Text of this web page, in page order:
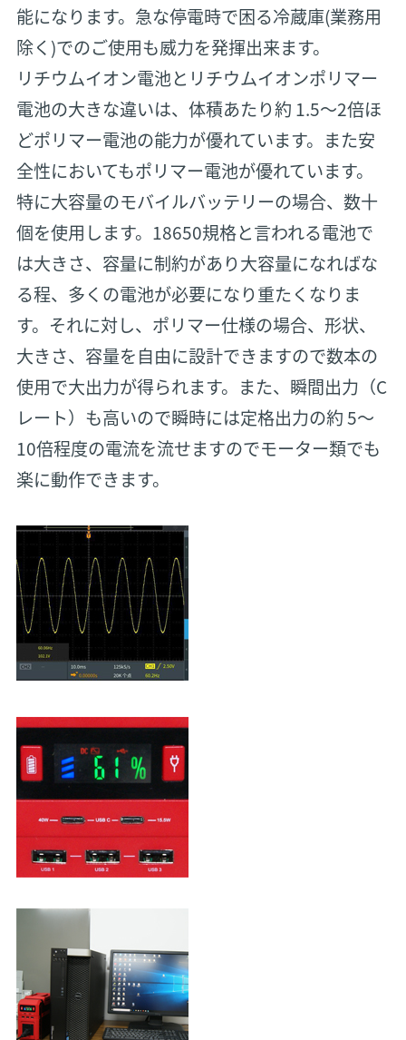
能になります。急な停電時で困る冷蔵庫(業務用
除く)でのご使用も威力を発揮出来ます。
リチウムイオン電池とリチウムイオンポリマー
電池の大きな違いは、体積あたり約 1.5～2倍ほ
どポリマー電池の能力が優れています。また安
全性においてもポリマー電池が優れています。
特に大容量のモバイルバッテリーの場合、数十
個を使用します。18650規格と言われる電池で
は大きさ、容量に制約があり大容量になればな
る程、多くの電池が必要になり重たくなりま
す。それに対し、ポリマー仕様の場合、形状、
大きさ、容量を自由に設計できますので数本の
使用で大出力が得られます。また、瞬間出力（C
レート）も高いので瞬時には定格出力の約 5～
10倍程度の電流を流せますのでモーター類でも
楽に動作できます。